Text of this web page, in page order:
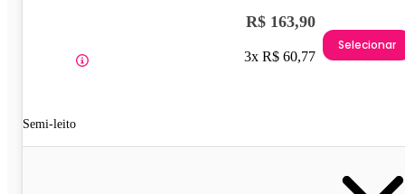
Semi-leito
R$ 163,90
3x R$ 60,77
Selecionar